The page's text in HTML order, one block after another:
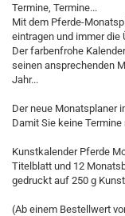
Termine, Termine...
Mit dem Pferde-
eintragen und immer die
Der farbenfrohe
seinen ansprechenden
Jahr...
Der neue Monatsplaner
Damit Sie keine
Kunstkalender Pferde
Titelblatt und 12
gedruckt auf 250 g
(Ab einem Bestellwert